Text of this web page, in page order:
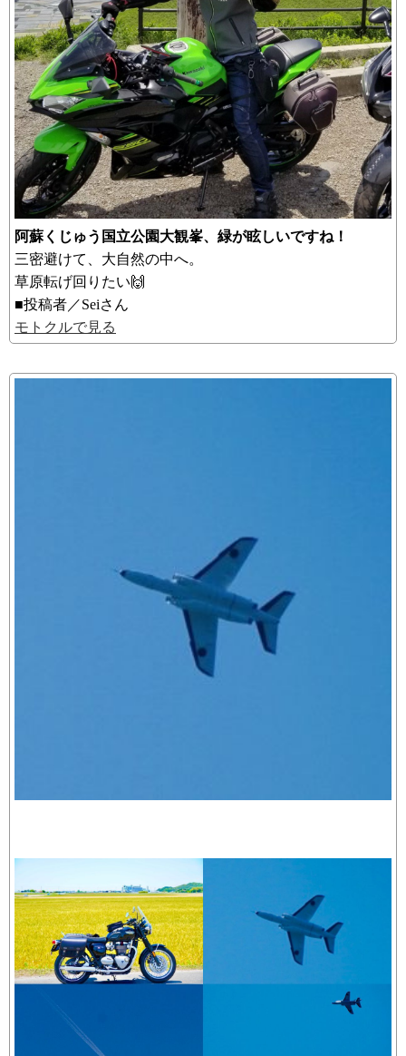
阿蘇くじゅう国立公園大観峯、緑が眩しいですね！
三密避けて、大自然の中へ。
草原転げ回りたい🙌
■投稿者／Seiさん
モトクルで見る